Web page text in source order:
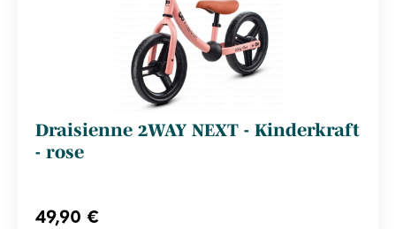
Draisienne 2WAY NEXT - Kinderkraft
- rose
49,90 €